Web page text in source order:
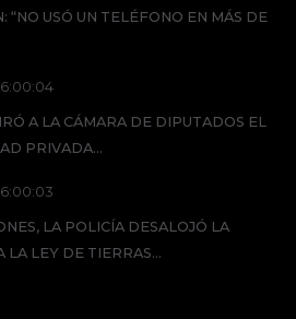
“NO USÓ UN TELÉFONO EN MÁS DE
A LA CÁMARA DE DIPUTADOS EL
PRIVADA...
LA POLICÍA DESALOJÓ LA
LA LEY DE TIERRAS...